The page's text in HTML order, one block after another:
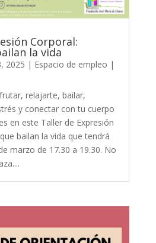
Corporal:
la vida
2025 | Espacio de empleo |
relajarte, bailar,
y conectar con tu cuerpo
en este Taller de Expresión
bailan la vida que tendrá
marzo de 17.30 a 19.30. No